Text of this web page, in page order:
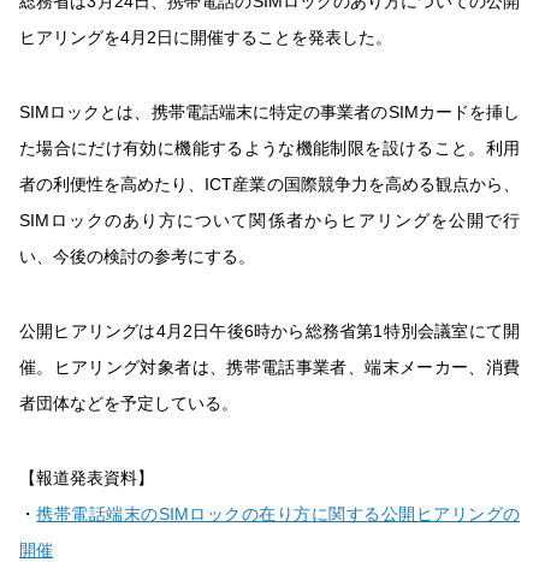
ヒアリングを4月2日に開催することを発表した。
SIMロックとは、携帯電話端末に特定の事業者のSIMカードを挿し
た場合にだけ有効に機能するような機能制限を設けること。利用
者の利便性を高めたり、ICT産業の国際競争力を高める観点から、
SIMロックのあり方について関係者からヒアリングを公開で行
い、今後の検討の参考にする。
公開ヒアリングは4月2日午後6時から総務省第1特別会議室にて開
催。ヒアリング対象者は、携帯電話事業者、端末メーカー、消費
者団体などを予定している。
【報道発表資料】
・携帯電話端末のSIMロックの在り方に関する公開ヒアリングの
開催